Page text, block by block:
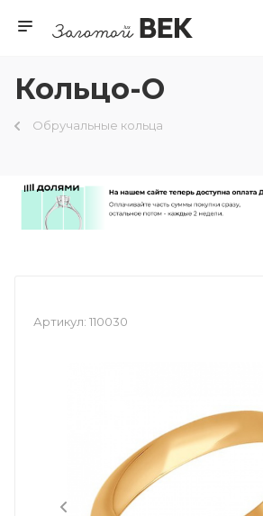
Кольцо-О
Обручальные кольца
Артикул: 110030